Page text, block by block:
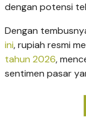
dengan potensi
Dengan
ini, rupiah resmi
tahun 2026,
sentimen pasar